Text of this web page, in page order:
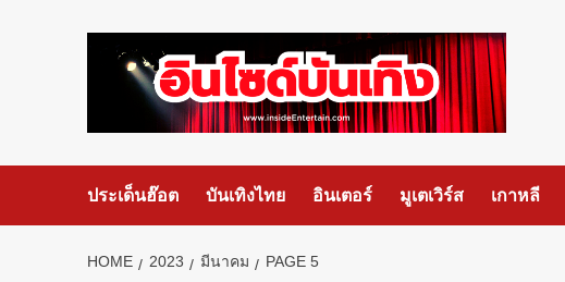
ประเด็นฮ๊อต บันเทิงไทย อินเตอร์ มูเตเวิร์ส เกาหลี
HOME 2023 มีนาคม PAGE 5